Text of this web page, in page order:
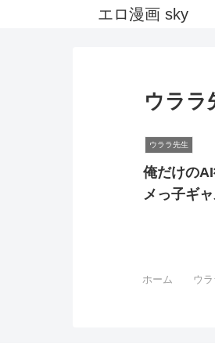
エロ漫画 sky
ウララ
ウララ先生
俺だけの
メっ子ギ
ホーム ウ